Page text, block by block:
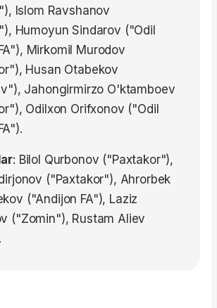
Islom Ravshanov
Humoyun Sindarov ("Odil
Mirkomil Murodov
Husan Otabekov
Jahongirmirzo O'ktamboev
Odilxon Orifxonov ("Odil
: Bilol Qurbonov ("Paxtakor"),
("Paxtakor"), Ahrorbek
("Andijon FA"), Laziz
("Zomin"), Rustam Aliev